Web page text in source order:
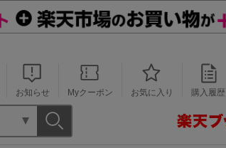
お知らせ Myクーポン お気に入り 購入履歴